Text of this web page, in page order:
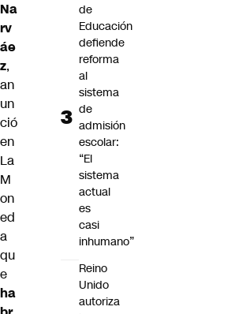
Na
rv
áe
z,
an
un
ció
en
La
M
on
ed
a
qu
e
ha
de
Educación
defiende
reforma
al
sistema
de
admisión
escolar:
“El
sistema
actual
es
casi
inhumano”
Reino
Unido
autoriza